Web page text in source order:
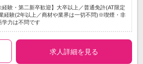
経験・第二新卒歓迎】大卒以上／普通免許(AT限定
経験(2年以上／商材や業界は一切不問)※喫煙・非
学力は不問です
求人詳細を見る